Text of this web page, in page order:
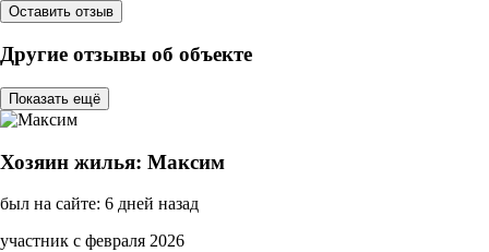
Оставить отзыв
Другие отзывы об объекте
Показать ещё
Хозяин жилья: Максим
был на сайте: 6 дней назад
участник с февраля 2026